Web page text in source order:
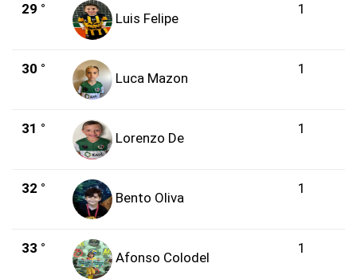
29 °
Luis Felipe
1
30 °
Luca Mazon
1
31 °
Lorenzo De
1
32 °
Bento Oliva
1
33 °
Afonso Colodel
1